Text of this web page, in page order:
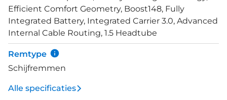
verdwaal je nooit met de navigatie-optie. 11
Shimano Cues versnellingen geven groot bereik
voor uitdagingen die de hoogte in gaan en de
krachtige Magura MT C hydraulische schijfremmen,
helpen je veilig beneden te komen. Deze remmen
zijn voorzien van&nbsp;ABS-systeem, dat voorkomt
dat het voorwiel blokkeert.
Efficient Comfort Geometry, Boost148, Fully
Integrated Battery, Integrated Carrier 3.0, Advanced
Internal Cable Routing, 1.5 Headtube
Remtype
Schijfremmen
Alle specificaties